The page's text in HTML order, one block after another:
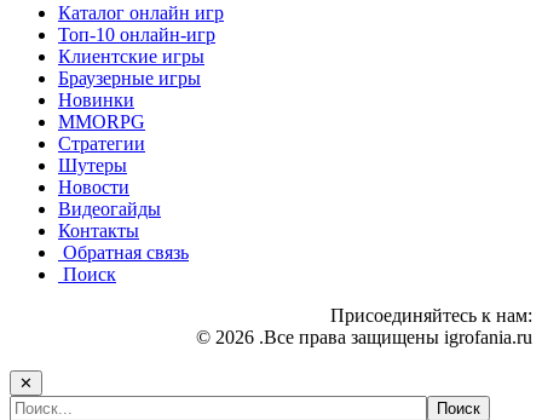
Каталог онлайн игр
Топ-10 онлайн-игр
Клиентские игры
Браузерные игры
Новинки
MMORPG
Стратегии
Шутеры
Новости
Видеогайды
Контакты
Обратная связь
Поиск
Присоединяйтесь к нам:
© 2026 .Все права защищены igrofania.ru
✕